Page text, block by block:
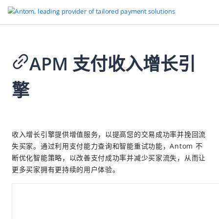
APM 支付收入增长引
擎
收入增长引擎提供增值服务，以提高您的交易成功率并挽回流
失买家。通过利用支付能力查询和智能重试功能，Antom 不
断优化智能策略，以改善支付成功率并减少买家流失，从而让
更多买家拥有更持续的用户体验。